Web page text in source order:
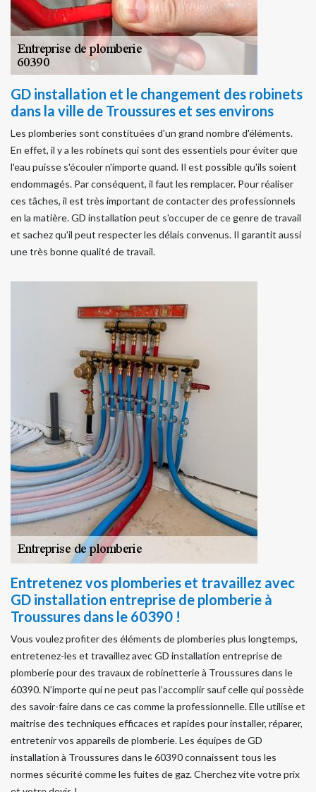
GD installation et le changement des robinets
dans la ville de Troussures et ses environs
Les plomberies sont constituées d'un grand nombre d'éléments.
En effet, il y a les robinets qui sont des essentiels pour éviter que
l'eau puisse s'écouler n'importe quand. Il est possible qu'ils soient
endommagés. Par conséquent, il faut les remplacer. Pour réaliser
ces tâches, il est très important de contacter des professionnels
en la matière. GD installation peut s'occuper de ce genre de travail
et sachez qu'il peut respecter les délais convenus. Il garantit aussi
une très bonne qualité de travail.
Entretenez vos plomberies et travaillez avec
GD installation entreprise de plomberie à
Troussures dans le 60390 !
Vous voulez profiter des éléments de plomberies plus longtemps,
entretenez-les et travaillez avec GD installation entreprise de
plomberie pour des travaux de robinetterie à Troussures dans le
60390. N’importe qui ne peut pas l’accomplir sauf celle qui possède
des savoir-faire dans ce cas comme la professionnelle. Elle utilise et
maitrise des techniques efficaces et rapides pour installer, réparer,
entretenir vos appareils de plomberie. Les équipes de GD
installation à Troussures dans le 60390 connaissent tous les
normes sécurité comme les fuites de gaz. Cherchez vite votre prix